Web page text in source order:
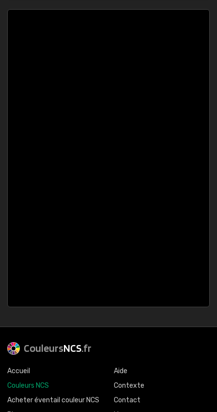
CouleursNCS.fr
Accueil
Couleurs NCS
Acheter éventail couleur NCS
Aide
Contexte
Contact